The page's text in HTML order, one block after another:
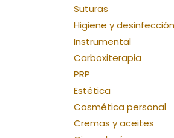
Suturas
Higiene y desinfección
Instrumental
Carboxiterapia
PRP
Estética
Cosmética personal
Cremas y aceites